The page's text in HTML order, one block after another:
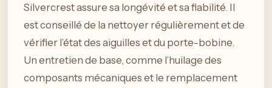
Silvercrest assure sa longévité et sa fiabilité. Il
est conseillé de la nettoyer régulièrement et de
vérifier l’état des aiguilles et du porte-bobine.
Un entretien de base, comme l’huilage des
composants mécaniques et le remplacement